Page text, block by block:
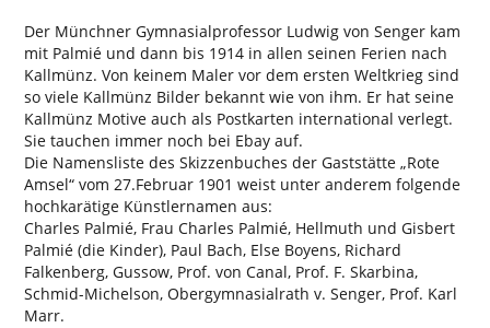
Der Münchner Gymnasialprofessor Ludwig von Senger kam
mit Palmié und dann bis 1914 in allen seinen Ferien nach
Kallmünz. Von keinem Maler vor dem ersten Weltkrieg sind
so viele Kallmünz Bilder bekannt wie von ihm. Er hat seine
Kallmünz Motive auch als Postkarten international verlegt.
Sie tauchen immer noch bei Ebay auf.
Die Namensliste des Skizzenbuches der Gaststätte „Rote
Amsel“ vom 27.Februar 1901 weist unter anderem folgende
hochkarätige Künstlernamen aus:
Charles Palmié, Frau Charles Palmié, Hellmuth und Gisbert
Palmié (die Kinder), Paul Bach, Else Boyens, Richard
Falkenberg, Gussow, Prof. von Canal, Prof. F. Skarbina,
Schmid-Michelson, Obergymnasialrath v. Senger, Prof. Karl
Marr.